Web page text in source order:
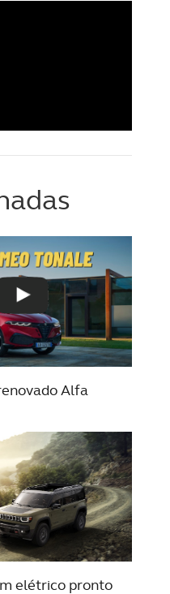
Alfa
elétrico pronto